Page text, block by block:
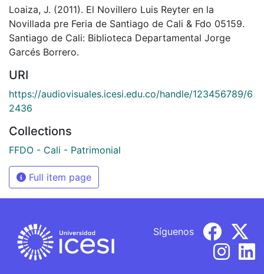
Loaiza, J. (2011). El Novillero Luis Reyter en la
Novillada pre Feria de Santiago de Cali & Fdo 05159.
Santiago de Cali: Biblioteca Departamental Jorge
Garcés Borrero.
URI
https://audiovisuales.icesi.edu.co/handle/123456789/6
2436
Collections
FFDO - Cali - Patrimonial
Full item page
Síguenos